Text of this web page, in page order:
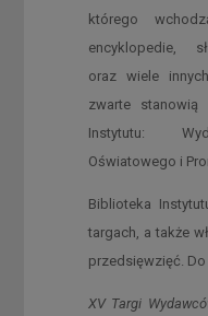
którego
encyklopedie,
oraz wiele
zwarte
Instytutu:
Oświatowego i
Biblioteka
targach, a także
przedsięwzięć. Do
XV Targi